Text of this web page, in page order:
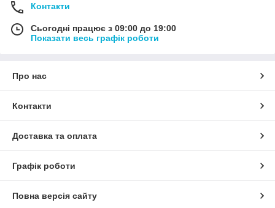
Контакти
Сьогодні працює з 09:00 до 19:00
Показати весь графік роботи
Про нас
Контакти
Доставка та оплата
Графік роботи
Повна версія сайту